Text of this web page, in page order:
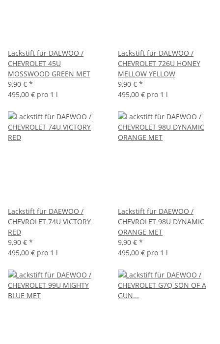
Lackstift für DAEWOO /
CHEVROLET 45U
MOSSWOOD GREEN MET
9,90 € *
495,00 € pro 1 l
Lackstift für DAEWOO /
CHEVROLET 726U HONEY
MELLOW YELLOW
9,90 € *
495,00 € pro 1 l
Lackstift für DAEWOO /
CHEVROLET 74U VICTORY
RED
9,90 € *
495,00 € pro 1 l
Lackstift für DAEWOO /
CHEVROLET 98U DYNAMIC
ORANGE MET
9,90 € *
495,00 € pro 1 l